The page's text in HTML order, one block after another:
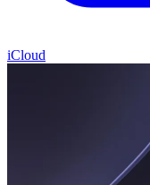
iCloud